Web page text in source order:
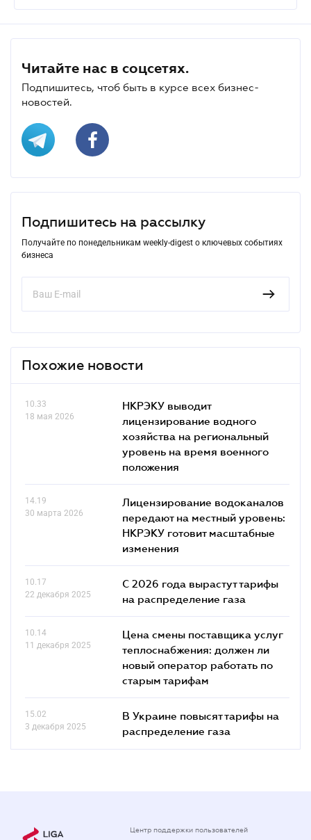
Читайте нас в соцсетях.
Подпишитесь, чтоб быть в курсе всех бизнес-
новостей.
Подпишитесь на рассылку
Получайте по понедельникам weekly-digest о ключевых событиях
бизнеса
Похожие новости
10.33
18 мая 2026
НКРЭКУ выводит
лицензирование водного
хозяйства на региональный
уровень на время военного
положения
14.19
30 марта 2026
Лицензирование водоканалов
передают на местный уровень:
НКРЭКУ готовит масштабные
изменения
10.17
22 декабря 2025
С 2026 года вырастут тарифы
на распределение газа
10.14
11 декабря 2025
Цена смены поставщика услуг
теплоснабжения: должен ли
новый оператор работать по
старым тарифам
15.02
3 декабря 2025
В Украине повысят тарифы на
распределение газа
Центр поддержки пользователей